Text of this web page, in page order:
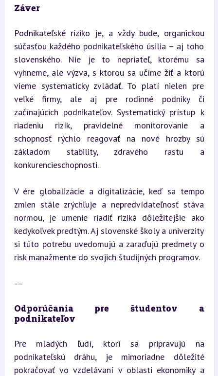
Záver
Podnikateľské riziko je, a vždy bude, organickou
súčasťou každého podnikateľského úsilia – aj toho
slovenského. Nie je to nepriateľ, ktorému sa
vyhneme, ale výzva, s ktorou sa učíme žiť a ktorú
vieme systematicky zvládať. To platí nielen pre
veľké firmy, ale aj pre rodinné podniky či
začínajúcich podnikateľov. Systematický prístup k
riadeniu rizík, pravidelné monitorovanie a
schopnosť rýchlo reagovať na nové hrozby sú
základom stability, zdravého rastu a
konkurencieschopnosti.
V ére globalizácie a digitalizácie, keď sa tempo
zmien stále zrýchľuje a nepredvídateľnosť stáva
normou, je umenie riadiť riziká dôležitejšie ako
kedykoľvek predtým. Aj slovenské školy a univerzity
si túto potrebu uvedomujú a zaraďujú predmety o
risk manažmente do svojich študijných programov.
---
Odporúčania pre študentov a
podnikateľov
Pre mladých ľudí, ktorí sa pripravujú na
podnikateľskú dráhu, je mimoriadne dôležité
pokračovať vo vzdelávaní v oblasti ekonomiky a